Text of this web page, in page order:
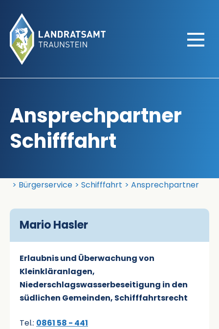
Ansprechpartner
Schifffahrt
Landratsamt Traunstein
Bürgerservice Schifffahrt Ansprechpartner
Mario Hasler
Erlaubnis und Überwachung von
Kleinkläranlagen,
Niederschlagswasserbeseitigung in den
südlichen Gemeinden, Schifffahrtsrecht
Tel.: 0861 58 - 441